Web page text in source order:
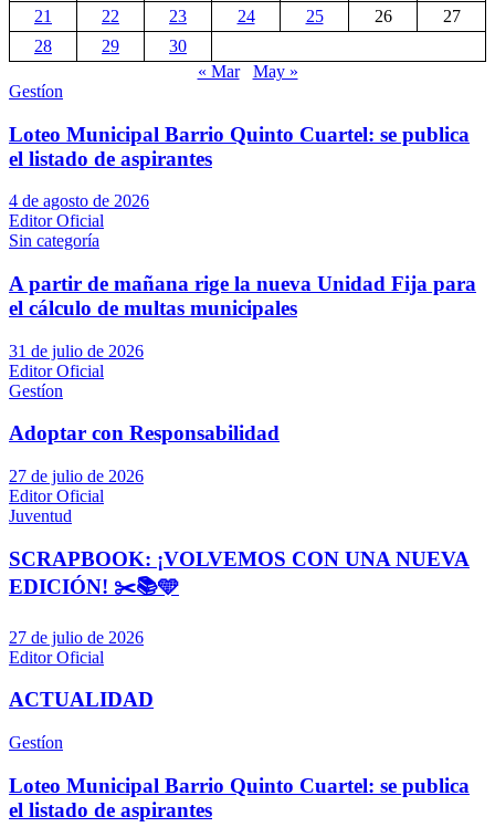
21
22 23 24 25 26
27
28
29
30
« Mar
May »
Gestíon
Loteo Municipal Barrio Quinto Cuartel: se publica
el listado de aspirantes
4 de agosto de 2026
Editor Oficial
Sin categoría
A partir de mañana rige la nueva Unidad Fija para
el cálculo de multas municipales
31 de julio de 2026
Editor Oficial
Gestíon
Adoptar con Responsabilidad
27 de julio de 2026
Editor Oficial
Juventud
SCRAPBOOK: ¡VOLVEMOS CON UNA NUEVA
EDICIÓN! ✂️📚🩵
27 de julio de 2026
Editor Oficial
ACTUALIDAD
Gestíon
Loteo Municipal Barrio Quinto Cuartel: se publica
el listado de aspirantes